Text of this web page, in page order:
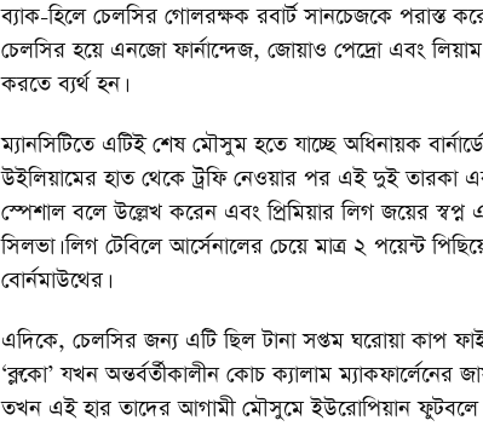
ব্যাক-হিলে চেলসির গোলরক্ষক রবার্ট সানচেজকে পরাস্ত
চেলসির হয়ে এনজো ফার্নান্দেজ, জোয়াও পেদ্রো এবং
করতে ব্যর্থ হন।
ম্যানসিটিতে এটিই শেষ মৌসুম হতে যাচ্ছে অধিনায়ক
উইলিয়ামের হাত থেকে ট্রফি নেওয়ার পর এই দুই তারকা
স্পেশাল বলে উল্লেখ করেন এবং প্রিমিয়ার লিগ জয়ের
সিলভা। লিগ টেবিলে আর্সেনালের চেয়ে মাত্র ২ পয়েন্ট
বোর্নমাউথের।
এদিকে, চেলসির জন্য এটি ছিল টানা সপ্তম ঘরোয়া কাপ
‘ব্লুকো’ যখন অন্তর্বর্তীকালীন কোচ ক্যালাম
তখন এই হার তাদের আগামী মৌসুমে ইউরোপিয়ান